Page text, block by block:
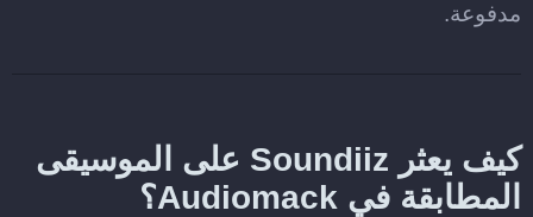
مدفوعة.
كيف يعثر Soundiiz على الموسيقى
المطابقة في Audiomack؟